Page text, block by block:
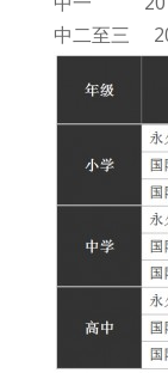
中二至三